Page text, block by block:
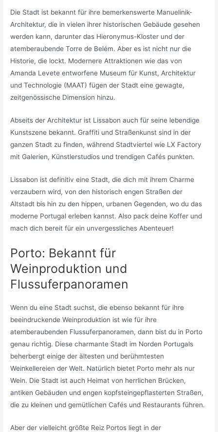
Die Stadt ist bekannt für ihre bemerkenswerte Manuelinik-
Architektur, die in vielen ihrer historischen Gebäude gesehen
werden kann, darunter das Hieronymus-Kloster und der
atemberaubende Torre de Belém. Aber es ist nicht nur die
Historie, die lockt. Modernere Attraktionen wie das von
Amanda Levete entworfene Museum für Kunst, Architektur
und Technologie (MAAT) fügen der Stadt eine gewagte,
zeitgenössische Dimension hinzu.
Abseits der Architektur ist Lissabon auch für seine lebendige
Kunstszene bekannt. Graffiti und Straßenkunst sind in der
ganzen Stadt zu finden, während Stadtviertel wie LX Factory
mit Galerien, Künstlerstudios und trendigen Cafés punkten.
Lissabon ist definitiv eine Stadt, die dich mit ihrem Charme
verzaubern wird, von den historisch engen Straßen der
Altstadt bis hin zu den hippen, urbanen Gegenden, wo du das
moderne Portugal erleben kannst. Also pack deine Koffer und
mach dich bereit für ein unvergessliches Abenteuer!
Porto: Bekannt für
Weinproduktion und
Flussuferpanoramen
Wenn du eine Stadt suchst, die ebenso bekannt für ihre
beeindruckende Weinproduktion ist wie für ihre
atemberaubenden Flussuferpanoramen, dann bist du in Porto
genau richtig. Diese charmante Stadt im Norden Portugals
beherbergt einige der ältesten und berühmtesten
Weinkellereien der Welt. Natürlich bietet Porto mehr als nur
Wein. Die Stadt ist auch Heimat von herrlichen Brücken,
antiken Gebäuden und engen kopfsteingepflasterten Straßen,
die zu kleinen und gemütlichen Cafés und Restaurants führen.
Aber der vielleicht größte Reiz Portos liegt in der